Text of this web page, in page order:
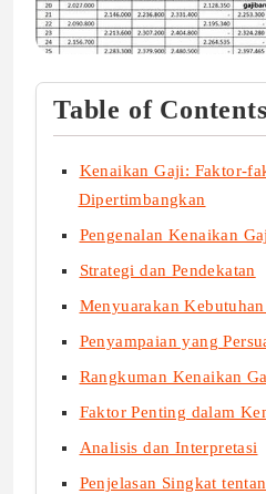
Table of Contents
Kenaikan Gaji: Faktor-
Dipertimbangkan
Pengenalan Kenaikan
Strategi dan Pendekatan
Menyuarakan
Penyampaian yang
Rangkuman Kenaikan
Faktor Penting dalam
Analisis dan Interpretasi
Penjelasan Singkat